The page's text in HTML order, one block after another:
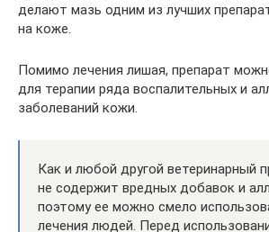
делают мазь одним из лучших
на коже.
Помимо лечения лишая, препарат
для терапии ряда воспалительных и
заболеваний кожи.
Как и любой другой ветеринарный
не содержит вредных добавок и
поэтому ее можно смело
лечения людей. Перед